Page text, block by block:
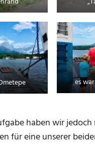
es
haben wir
für eine unserer